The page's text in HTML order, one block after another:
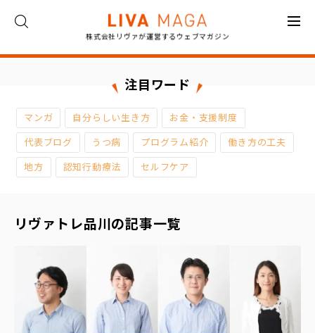
株式会社リヴァが運営するウェブマガジン
ト
ラ
ム
対
イ
ン
注目ワード
マンガ 自分らしい生き方 お金・支援制度
代表ブログ うつ病 プログラム紹介 働き方の工夫
地方 認知行動療法 セルフケア
リヴァトレ品川の記事一覧